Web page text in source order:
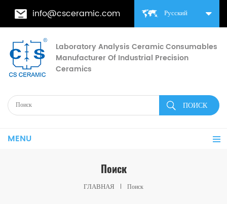
Русский
info@csceramic.com
Laboratory Analysis Ceramic Consumables
Manufacturer Of Industrial Precision
Ceramics
MENU
Поиск
ГЛАВНАЯ Поиск